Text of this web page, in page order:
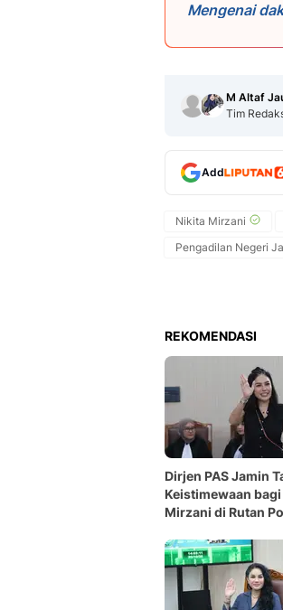
Mengenai
masih
'Kamu tahu
tahu.'
M Altaf
Tim
Add
Nikita Mirzani
Pengadilan Negeri
REKOMENDASI
Dirjen PAS Jamin
Keistimewaan
Mirzani di Rutan